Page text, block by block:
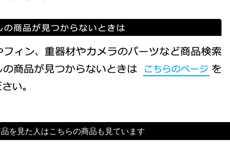
を見た人はこちらの商品も見ています